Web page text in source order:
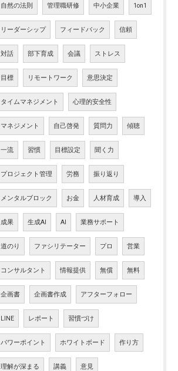
自然の法則 管理職研修 中小企業 1on1
リーダーシップ フィードバック 信頼
対話 部下育成 会議 ストレス
目標 リモートワーク 意思決定
タイムマネジメント 心理的安全性
マネジメント 自己啓発 質問力 傾聴
一流 習慣 目標設定 聞く力
プロジェクト管理 労務 振り返り
メンタルブロック お金 人材育成 導入
成果 生成AI AI 業務サポート
道のり ファシリテーター プロ 営業
コンサルタント 情報提供 無償 無料
企画書 企画書作成 アフターフォロー
LINE レポート 習慣づけ
パワーポイント ホワイトボード 作り方
理解が深まる 講義 意見